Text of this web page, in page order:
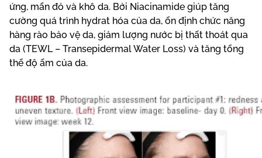
ứng, mẩn đỏ và khô da. Bởi Niacinamide giúp tăng
cường quá trình hydrat hóa của da, ổn định chức năng
hàng rào bảo vệ da, giảm lượng nước bị thất thoát qua
da (TEWL – Transepidermal Water Loss) và tăng tổng
thể độ ẩm của da.